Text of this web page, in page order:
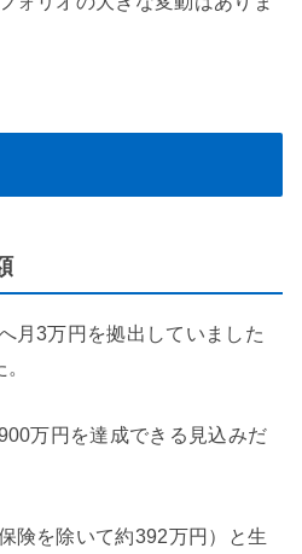
月3万円を拠出していました
万円を達成できる見込みだ
険を除いて約392万円）と生